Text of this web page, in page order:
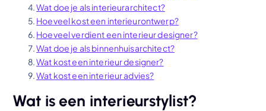
Wat doe je als interieurarchitect?
Hoeveel kost een interieurontwerp?
Hoeveel verdient een interieur designer?
Wat doe je als binnenhuisarchitect?
Wat kost een interieur designer?
Wat kost een interieur advies?
Wat is een interieurstylist?